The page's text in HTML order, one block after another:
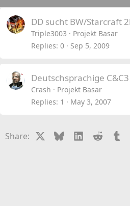
DD sucht BW/Starcraft
Triple3003
Projekt Basar
Replies 0 Sep 5, 2009
Deutschsprachige
Crash
Projekt Basar
Replies 1 May 3, 2007
Share: BlueskyLinkedIn
Reddit